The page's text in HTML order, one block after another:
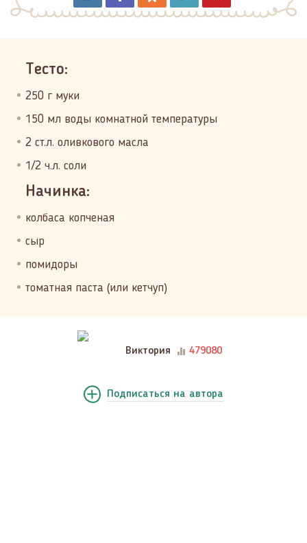
Тесто:
250 г муки
150 мл воды комнатной температуры
2 ст.л. оливкового масла
1/2 ч.л. соли
Начинка:
колбаса копченая
сыр
помидоры
томатная паста (или кетчуп)
Виктория 479080
Подписаться на автора